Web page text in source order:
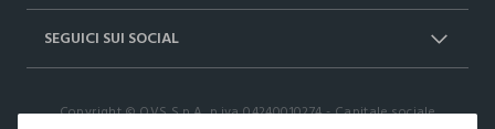
Dichiarazione accessibilità
17)
SEGUICI SUI SOCIAL
TikTok
Copyright © OVS S.p.A, p.iva 04240010274 - Capitale sociale